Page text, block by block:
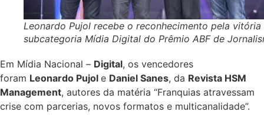
Leonardo Pujol recebe o reconhecimento pela vitória
subcategoria Mídia Digital do Prêmio ABF de
Em Mídia Nacional – Digital, os vencedores
foram Leonardo Pujol e Daniel Sanes, da Revista HSM
Management, autores da matéria “Franquias atravessam
crise com parcerias, novos formatos e multicanalidade”.